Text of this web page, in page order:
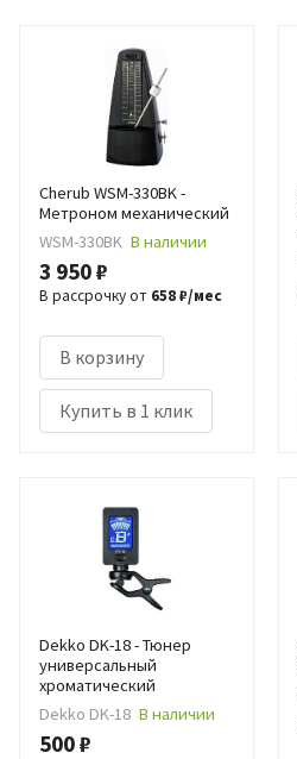
Cherub WSM-330BK -
Метроном механический
WSM-330BK В наличии
3 950 ₽
В рассрочку от 658 ₽/мес
В корзину
Купить в 1 клик
Dekko DK-18 - Тюнер
универсальный
хроматический
Dekko DK-18 В наличии
500 ₽